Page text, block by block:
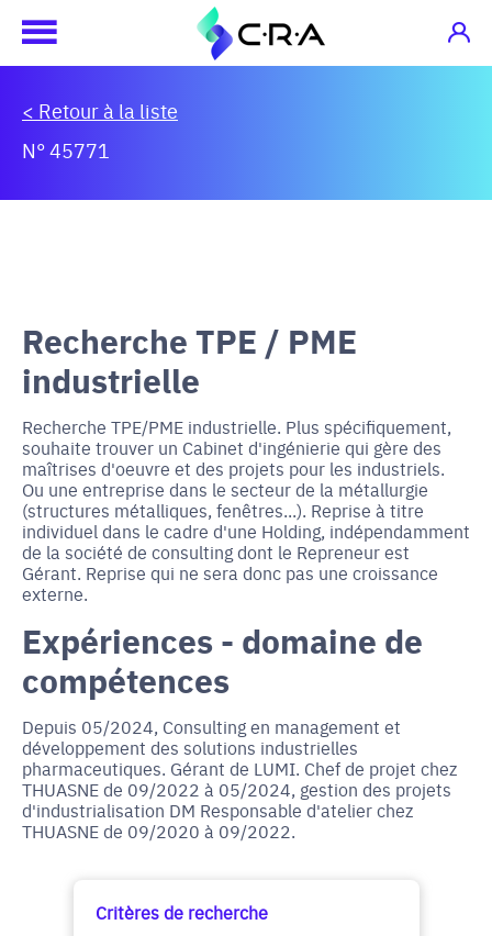
< Retour à la liste
N° 45771
Recherche TPE / PME
industrielle
Recherche TPE/PME industrielle. Plus spécifiquement,
souhaite trouver un Cabinet d'ingénierie qui gère des
maîtrises d'oeuvre et des projets pour les industriels.
Ou une entreprise dans le secteur de la métallurgie
(structures métalliques, fenêtres...). Reprise à titre
individuel dans le cadre d'une Holding, indépendamment
de la société de consulting dont le Repreneur est
Gérant. Reprise qui ne sera donc pas une croissance
externe.
Expériences - domaine de
compétences
Depuis 05/2024, Consulting en management et
développement des solutions industrielles
pharmaceutiques. Gérant de LUMI. Chef de projet chez
THUASNE de 09/2022 à 05/2024, gestion des projets
d'industrialisation DM Responsable d'atelier chez
THUASNE de 09/2020 à 09/2022.
Critères de recherche